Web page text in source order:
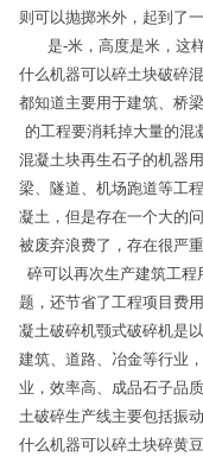
则可以抛掷米外，起到了
是-米，高度是米，这
什么机器可以碎土块破碎
都知道主要用于建筑、桥
的工程要消耗掉大量的混
混凝土块再生石子的机器
梁、隧道、机场跑道等工
凝土，但是存在一个大的
被废弃浪费了，存在很严
碎可以再次生产建筑工
题，还节省了工程项目费
凝土破碎机颚式破碎机是
建筑、道路、冶金等行业
业，效率高、成品石子品
土破碎生产线主要包括振
什么机器可以碎土块碎黄